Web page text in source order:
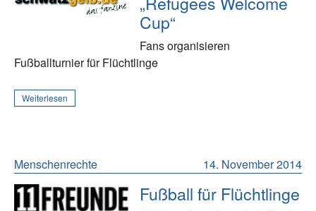
Cup“
Fans organisieren
Fußballturnier für Flüchtlinge
Weiterlesen
14. November 2014
Menschenrechte
Fußball für Flüchtlinge